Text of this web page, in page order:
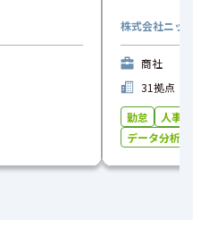
株式会社ニップ
商社
31拠点
勤怠
人事
データ分析